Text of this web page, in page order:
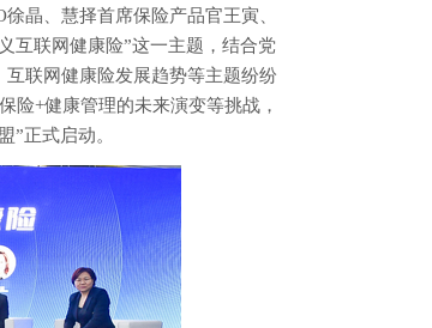
晶、慧择首席保险产品官王寅、
互联网健康险”这一主题，结合党
联网健康险发展趋势等主题纷纷
险+健康管理的未来演变等挑战，
”正式启动。